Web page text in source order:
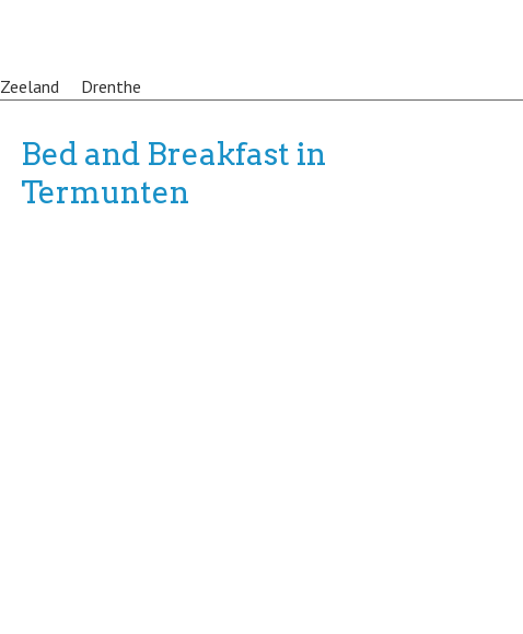
Zeeland Drenthe
Bed and Breakfast in
Termunten